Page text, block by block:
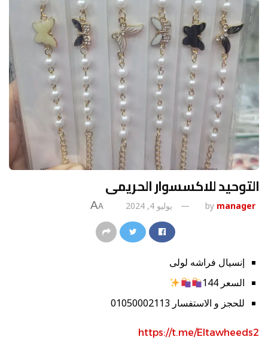
التوحيد للاكسسوار الحريمى
by manager يوليو 4, 2024 A
A
إنسيال فراشه لولى
السعر 144
للحجز و الاستفسار 01050002113
https://t.me/Eltawheeds2